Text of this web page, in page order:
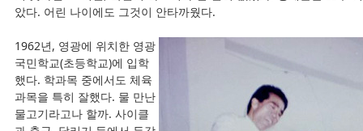
았다. 어린 나이에도 그것이 안타까웠다.
1962년, 영광에 위치한 영광
국민학교(초등학교)에 입학
했다. 학과목 중에서도 체육
과목을 특히 잘했다. 물 만난
물고기라고나 할까. 사이클